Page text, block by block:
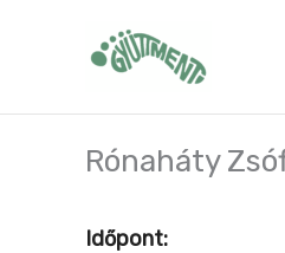
Rónaháty
Időpont: